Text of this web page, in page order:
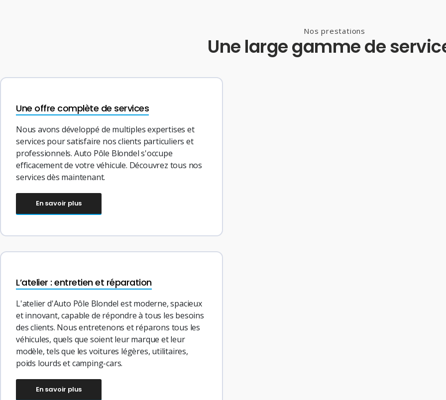
Nos prestations
Une large gamme de
Une offre complète de services
Nous avons développé de multiples expertises et
services pour satisfaire nos clients particuliers et
professionnels. Auto Pôle Blondel s'occupe
efficacement de votre véhicule. Découvrez tous nos
services dès maintenant.
En savoir plus
L’atelier : entretien et réparation
L'atelier d'Auto Pôle Blondel est moderne, spacieux
et innovant, capable de répondre à tous les besoins
des clients. Nous entretenons et réparons tous les
véhicules, quels que soient leur marque et leur
modèle, tels que les voitures légères, utilitaires,
poids lourds et camping-cars.
En savoir plus